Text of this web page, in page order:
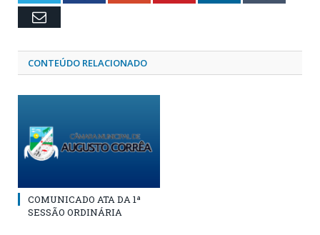
Email
CONTEÚDO RELACIONADO
COMUNICADO ATA DA 1ª
SESSÃO ORDINÁRIA